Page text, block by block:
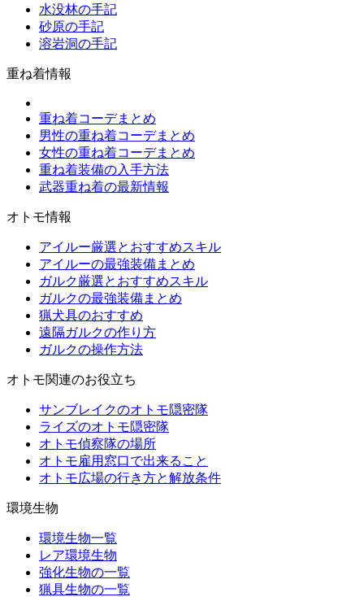
水没林の手記
砂原の手記
溶岩洞の手記
重ね着情報
重ね着コーデまとめ
男性の重ね着コーデまとめ
女性の重ね着コーデまとめ
重ね着装備の入手方法
武器重ね着の最新情報
オトモ情報
アイルー厳選とおすすめスキル
アイルーの最強装備まとめ
ガルク厳選とおすすめスキル
ガルクの最強装備まとめ
猟犬具のおすすめ
遠隔ガルクの作り方
ガルクの操作方法
オトモ関連のお役立ち
サンブレイクのオトモ隠密隊
ライズのオトモ隠密隊
オトモ偵察隊の場所
オトモ雇用窓口で出来ること
オトモ広場の行き方と解放条件
環境生物
環境生物一覧
レア環境生物
強化生物の一覧
猟具生物の一覧